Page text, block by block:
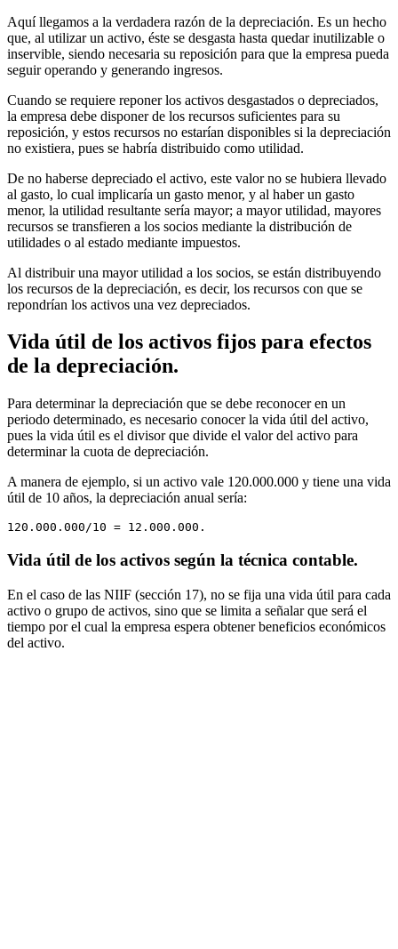
Aquí llegamos a la verdadera razón de la depreciación. Es un hecho
que, al utilizar un activo, éste se desgasta hasta quedar inutilizable o
inservible, siendo necesaria su reposición para que la empresa pueda
seguir operando y generando ingresos.
Cuando se requiere reponer los activos desgastados o depreciados,
la empresa debe disponer de los recursos suficientes para su
reposición, y estos recursos no estarían disponibles si la depreciación
no existiera, pues se habría distribuido como utilidad.
De no haberse depreciado el activo, este valor no se hubiera llevado
al gasto, lo cual implicaría un gasto menor, y al haber un gasto
menor, la utilidad resultante sería mayor; a mayor utilidad, mayores
recursos se transfieren a los socios mediante la distribución de
utilidades o al estado mediante impuestos.
Al distribuir una mayor utilidad a los socios, se están distribuyendo
los recursos de la depreciación, es decir, los recursos con que se
repondrían los activos una vez depreciados.
Vida útil de los activos fijos para efectos
de la depreciación.
Para determinar la depreciación que se debe reconocer en un
periodo determinado, es necesario conocer la vida útil del activo,
pues la vida útil es el divisor que divide el valor del activo para
determinar la cuota de depreciación.
A manera de ejemplo, si un activo vale 120.000.000 y tiene una vida
útil de 10 años, la depreciación anual sería:
120.000.000/10 = 12.000.000.
Vida útil de los activos según la técnica contable.
En el caso de las NIIF (sección 17), no se fija una vida útil para cada
activo o grupo de activos, sino que se limita a señalar que será el
tiempo por el cual la empresa espera obtener beneficios económicos
del activo.